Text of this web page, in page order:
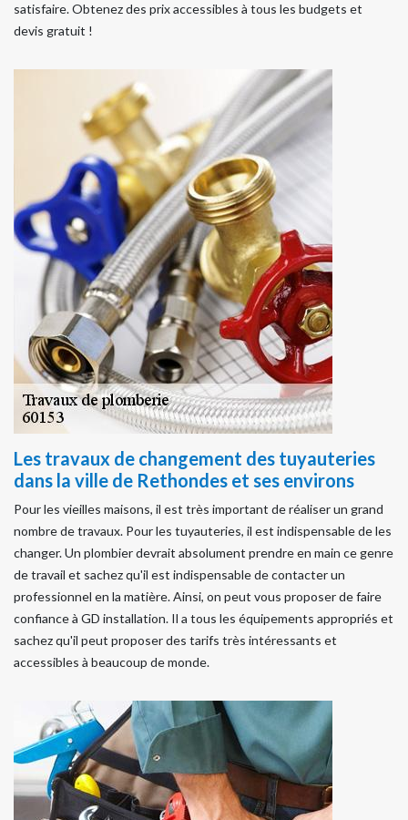
satisfaire. Obtenez des prix accessibles à tous les budgets et
devis gratuit !
Les travaux de changement des tuyauteries
dans la ville de Rethondes et ses environs
Pour les vieilles maisons, il est très important de réaliser un grand
nombre de travaux. Pour les tuyauteries, il est indispensable de les
changer. Un plombier devrait absolument prendre en main ce genre
de travail et sachez qu'il est indispensable de contacter un
professionnel en la matière. Ainsi, on peut vous proposer de faire
confiance à GD installation. Il a tous les équipements appropriés et
sachez qu'il peut proposer des tarifs très intéressants et
accessibles à beaucoup de monde.